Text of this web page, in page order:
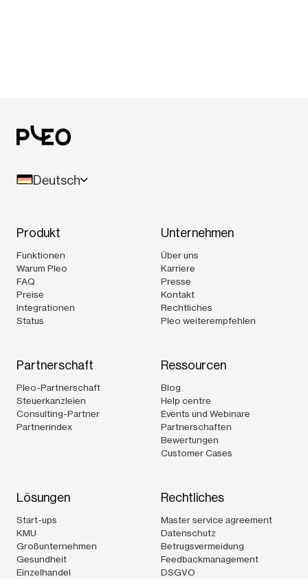
Deutsch
Produkt
Funktionen
Warum Pleo
FAQ
Preise
Integrationen
Status
Unternehmen
Über uns
Karriere
Presse
Kontakt
Rechtliches
Pleo weiterempfehlen
Partnerschaft
Pleo-Partnerschaft
Steuerkanzleien
Consulting-Partner
Partnerindex
Ressourcen
Blog
Help centre
Events und Webinare
Partnerschaften
Bewertungen
Customer Cases
Lösungen
Start-ups
KMU
Großunternehmen
Gesundheit
Einzelhandel
Rechtliches
Master service agreement
Datenschutz
Betrugsvermeidung
Feedbackmanagement
DSGVO